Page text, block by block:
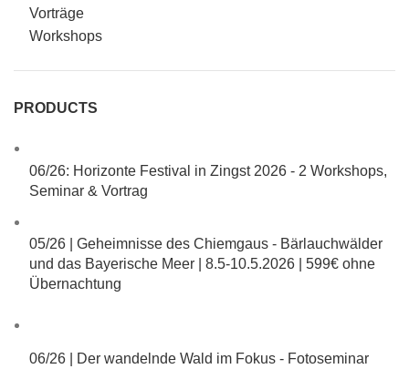
Vorträge
Workshops
PRODUCTS
06/26: Horizonte Festival in Zingst 2026 - 2 Workshops,
Seminar & Vortrag
05/26 | Geheimnisse des Chiemgaus - Bärlauchwälder
und das Bayerische Meer | 8.5-10.5.2026 | 599€ ohne
Übernachtung
06/26 | Der wandelnde Wald im Fokus - Fotoseminar